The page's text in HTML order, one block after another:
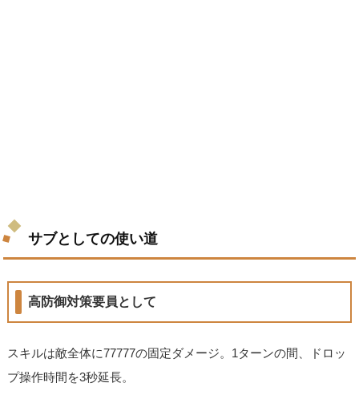
サブとしての使い道
高防御対策要員として
スキルは敵全体に77777の固定ダメージ。1ターンの間、ドロッ
プ操作時間を3秒延長。